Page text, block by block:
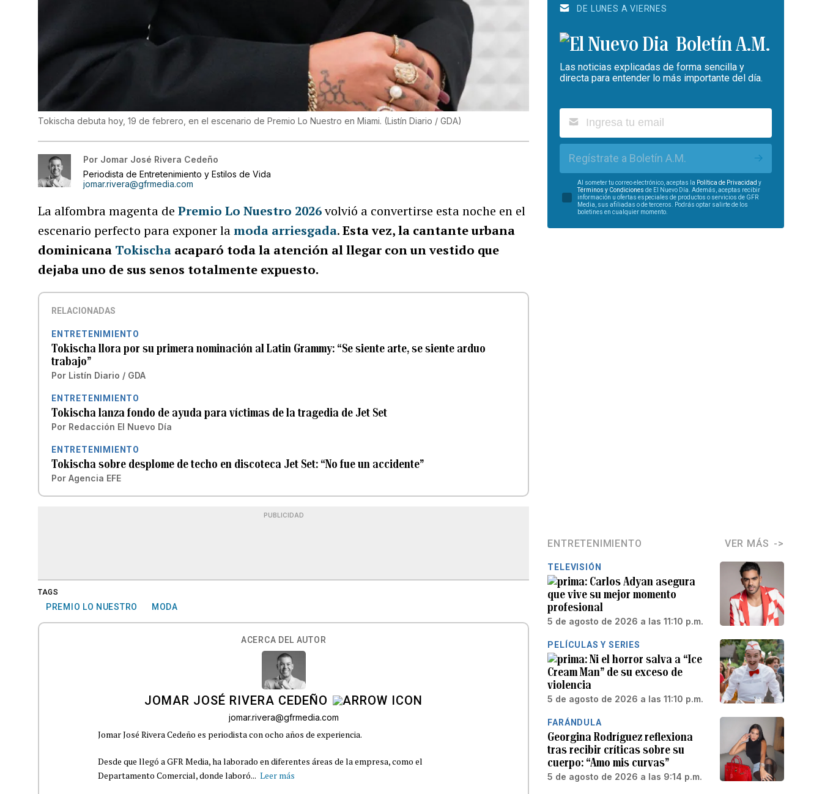
Tokischa debuta hoy, 19 de febrero, en el escenario de Premio Lo Nuestro en Miami. (Listín Diario / GDA)
Por Jomar José Rivera Cedeño
Periodista de Entretenimiento y Estilos de Vida
jomar.rivera@gfrmedia.com
La alfombra magenta dePremio Lo Nuestro 2026volvió a convertirse esta noche en el
escenario perfecto para exponer lamoda arriesgada.Esta vez, la cantante urbana
dominicana Tokischa acaparó toda la atención al llegar con un vestido que
dejaba uno de sus senos totalmente expuesto.
RELACIONADAS
ENTRETENIMIENTO
Tokischa llora por su primera nominación al Latin Grammy: “Se siente arte, se siente arduo
trabajo”
Por Listín Diario / GDA
ENTRETENIMIENTO
Tokischa lanza fondo de ayuda para víctimas de la tragedia de Jet Set
Por Redacción El Nuevo Día
ENTRETENIMIENTO
Tokischa sobre desplome de techo en discoteca Jet Set: “No fue un accidente”
Por Agencia EFE
PUBLICIDAD
TAGS
PREMIO LO NUESTRO MODA
ACERCA DEL AUTOR
JOMAR JOSÉ RIVERA CEDEÑO
jomar.rivera@gfrmedia.com
Jomar José Rivera Cedeño es periodista con ocho años de experiencia.
Desde que llegó a GFR Media, ha laborado en diferentes áreas de la empresa, como el
Departamento Comercial, donde laboró... Leer más
DE LUNES A VIERNES
Boletín A.M.
Las noticias explicadas de forma sencilla y
directa para entender lo más importante del día.
Regístrate a Boletín A.M.
Al someter tu correo electrónico, aceptas la Política de Privacidad y
Términos y Condiciones de El Nuevo Día. Además, aceptas recibir
información u ofertas especiales de productos o servicios de GFR
Media, sus afiliadas o de terceros. Podrás optar salirte de los
boletines en cualquier momento.
ENTRETENIMIENTO VER MÁS
TELEVISIÓN
Carlos Adyan asegura
que vive su mejor momento
profesional
5 de agosto de 2026 a las 11:10 p.m.
PELÍCULAS Y SERIES
Ni el horror salva a “Ice
Cream Man” de su exceso de
violencia
5 de agosto de 2026 a las 11:10 p.m.
FARÁNDULA
Georgina Rodríguez reflexiona
tras recibir críticas sobre su
cuerpo: “Amo mis curvas”
5 de agosto de 2026 a las 9:14 p.m.